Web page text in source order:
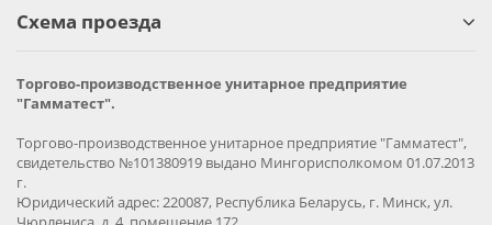
Схема проезда
Торгово-производственное унитарное предприятие
"Гамматест".
Торгово-производственное унитарное предприятие "Гамматест",
свидетельство №101380919 выдано Мингорисполкомом 01.07.2013
г.
Юридический адрес: 220087, Республика Беларусь, г. Минск, ул.